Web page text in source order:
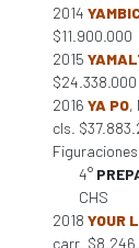
2014
$11.900.000
2015
$24.338.000
2016 YA PO,
cls.
4°
CHS
2018 YOUR
carr.